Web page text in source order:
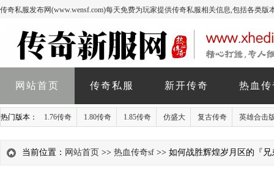
传奇私服发布网(www.wensf.com)每天免费为玩家提供传奇私服相关信息,包括各类
网站首页 传奇私服 新开传奇 热血
热门版本： 1.76传奇 1.80传奇 1.85传奇 仿盛大 复古传奇 英雄合击
当前位置： 网站首页 >> 热血传奇sf >> 如何战胜辉煌岁月区的『